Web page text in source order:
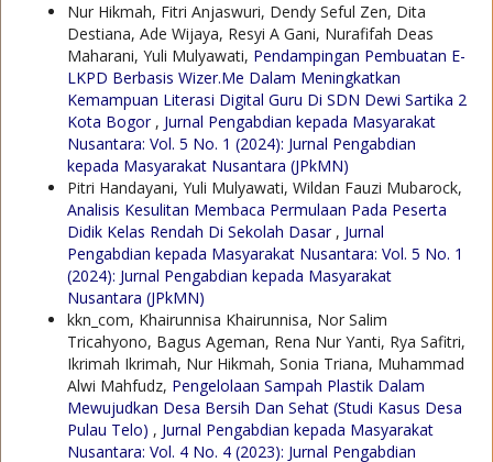
Nur Hikmah, Fitri Anjaswuri, Dendy Seful Zen, Dita
Destiana, Ade Wijaya, Resyi A Gani, Nurafifah Deas
Maharani, Yuli Mulyawati, Pendampingan Pembuatan E-
LKPD Berbasis Wizer.Me Dalam Meningkatkan
Kemampuan Literasi Digital Guru Di SDN Dewi Sartika 2
Kota Bogor , Jurnal Pengabdian kepada Masyarakat
Nusantara: Vol. 5 No. 1 (2024): Jurnal Pengabdian
kepada Masyarakat Nusantara (JPkMN)
Pitri Handayani, Yuli Mulyawati, Wildan Fauzi Mubarock,
Analisis Kesulitan Membaca Permulaan Pada Peserta
Didik Kelas Rendah Di Sekolah Dasar , Jurnal
Pengabdian kepada Masyarakat Nusantara: Vol. 5 No. 1
(2024): Jurnal Pengabdian kepada Masyarakat
Nusantara (JPkMN)
kkn_com, Khairunnisa Khairunnisa, Nor Salim
Tricahyono, Bagus Ageman, Rena Nur Yanti, Rya Safitri,
Ikrimah Ikrimah, Nur Hikmah, Sonia Triana, Muhammad
Alwi Mahfudz, Pengelolaan Sampah Plastik Dalam
Mewujudkan Desa Bersih Dan Sehat (Studi Kasus Desa
Pulau Telo) , Jurnal Pengabdian kepada Masyarakat
Nusantara: Vol. 4 No. 4 (2023): Jurnal Pengabdian